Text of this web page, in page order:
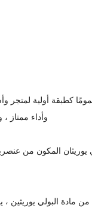
كطبقة أولية لمتجر
وأداء ممتاز
يوريثان المكون من
مادة البولي يوريثين ،